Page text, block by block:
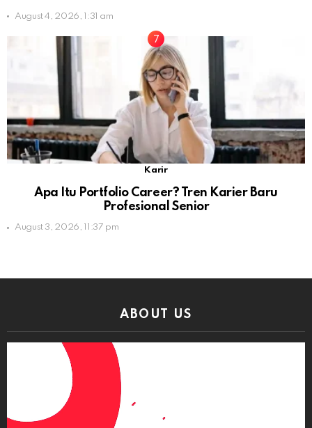
August 4, 2026, 1:31 am
Karir
Apa Itu Portfolio Career? Tren Karier Baru
Profesional Senior
August 3, 2026, 11:37 pm
ABOUT US